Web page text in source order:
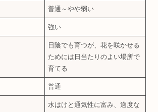
普通～やや弱い
強い
日陰でも育つが、花を咲かせる
ためには日当たりのよい場所で
育てる
普通
水はけと通気性に富み、適度な